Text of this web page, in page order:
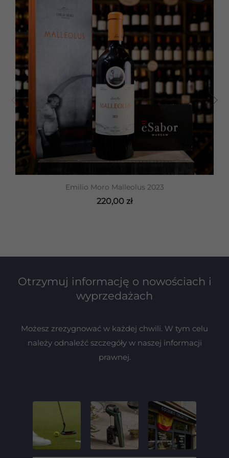
Emilio Moro Malleolus 2023
220,00 zł
Otrzymuj informację o nowościach i
wyprzedażach
Możesz zrezygnować w każdej chwili. W tym celu
należy odnaleźć szczegóły w naszej informacji
prawnej.